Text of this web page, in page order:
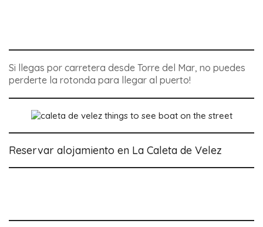
Si llegas por carretera desde Torre del Mar, no puedes
perderte la rotonda para llegar al puerto!
Reservar alojamiento en La Caleta de Velez